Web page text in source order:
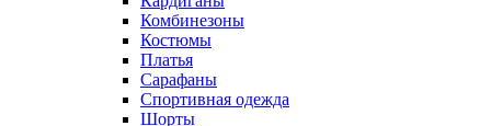
Комбинезоны
Костюмы
Платья
Сарафаны
Спортивная одежда
Шорты